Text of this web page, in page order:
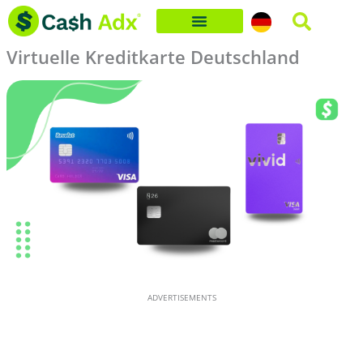
Skip
content
Virtuelle Kreditkarte Deutschland
ADVERTISEMENTS